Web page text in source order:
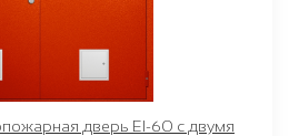
дверь EI-60 с двумя